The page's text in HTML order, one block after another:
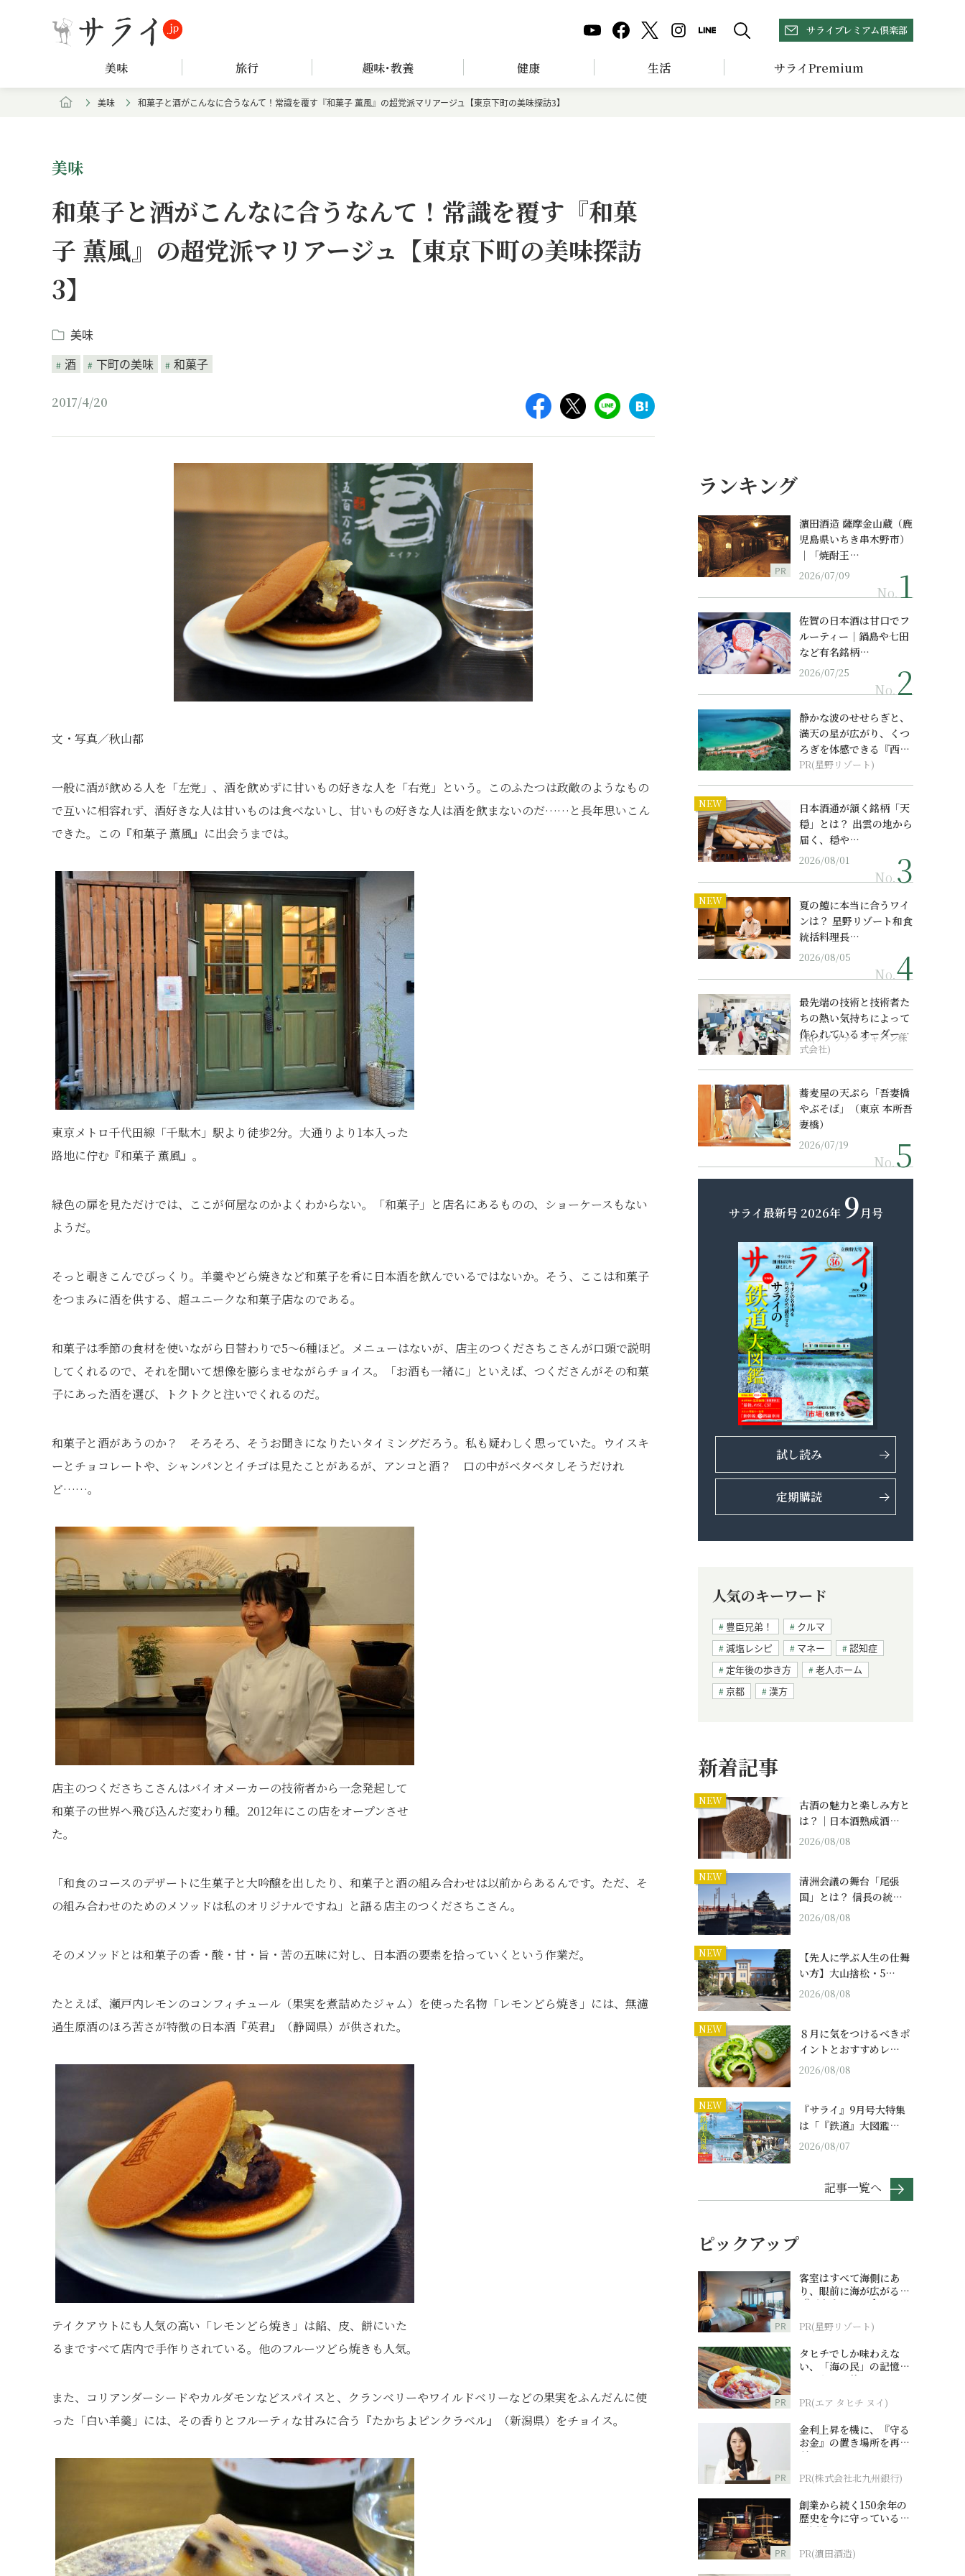
サライプレミアム倶楽部
美味 旅行 趣味･教養 健康 生活 サライPremium
美味 和菓子と酒がこんなに合うなんて！常識を覆す『和菓子 薫風』の超党派マリアージュ【東京下町の美味探訪3】
美味
和菓子と酒がこんなに合うなんて！常識を覆す『和菓
子 薫風』の超党派マリアージュ【東京下町の美味探訪
3】
美味
酒
下町の美味 和菓子
2017/4/20
文・写真／秋山都
一般に酒が飲める人を「左党」、酒を飲めずに甘いもの好きな人を「右党」という。このふたつは政敵のようなもの
で互いに相容れず、酒好きな人は甘いものは食べないし、甘いもの好きな人は酒を飲まないのだ……と長年思いこん
できた。この『和菓子 薫風』に出会うまでは。
東京メトロ千代田線「千駄木」駅より徒歩2分。大通りより1本入った
路地に佇む『和菓子 薫風』。
緑色の扉を見ただけでは、ここが何屋なのかよくわからない。「和菓子」と店名にあるものの、ショーケースもない
ようだ。
そっと覗きこんでびっくり。羊羹やどら焼きなど和菓子を肴に日本酒を飲んでいるではないか。そう、ここは和菓子
をつまみに酒を供する、超ユニークな和菓子店なのである。
和菓子は季節の食材を使いながら日替わりで5～6種ほど。メニューはないが、店主のつくださちこさんが口頭で説明
してくれるので、それを聞いて想像を膨らませながらチョイス。「お酒も一緒に」といえば、つくださんがその和菓
子にあった酒を選び、トクトクと注いでくれるのだ。
和菓子と酒があうのか？ そろそろ、そうお聞きになりたいタイミングだろう。私も疑わしく思っていた。ウイスキ
ーとチョコレートや、シャンパンとイチゴは見たことがあるが、アンコと酒？ 口の中がベタベタしそうだけれ
ど……。
店主のつくださちこさんはバイオメーカーの技術者から一念発起して
和菓子の世界へ飛び込んだ変わり種。2012年にこの店をオープンさせ
た。
「和食のコースのデザートに生菓子と大吟醸を出したり、和菓子と酒の組み合わせは以前からあるんです。ただ、そ
の組み合わせのためのメソッドは私のオリジナルですね」と語る店主のつくださちこさん。
そのメソッドとは和菓子の香・酸・甘・旨・苦の五味に対し、日本酒の要素を拾っていくという作業だ。
たとえば、瀬戸内レモンのコンフィチュール（果実を煮詰めたジャム）を使った名物「レモンどら焼き」には、無濾
過生原酒のほろ苦さが特徴の日本酒『英君』（静岡県）が供された。
テイクアウトにも人気の高い「レモンどら焼き」は餡、皮、餅にいた
るまですべて店内で手作りされている。他のフルーツどら焼きも人気。
また、コリアンダーシードやカルダモンなどスパイスと、クランベリーやワイルドベリーなどの果実をふんだんに使
った「白い羊羹」には、その香りとフルーティな甘みに合う『たかちよピンクラベル』（新潟県）をチョイス。
ランキング
PR
濵田酒造 薩摩金山蔵（鹿
児島県いちき串木野市）
｜「焼酎王…
2026/07/09
No.
佐賀の日本酒は甘口でフ
ルーティー｜鍋島や七田
など有名銘柄…
2026/07/25
No.
静かな波のせせらぎと、
満天の星が広がり、くつ
ろぎを体感できる『西表
島ホテル by...
PR(星野リゾート)
NEW
日本酒通が頷く銘柄「天
穏」とは？ 出雲の地から
届く、穏や…
2026/08/01
No.
NEW
夏の鱧に本当に合うワイ
ンは？ 星野リゾート和食
統括料理長…
2026/08/05
No.
最先端の技術と技術者た
ちの熱い気持ちによって
作られているオーダーメ
イド補聴器
PR(ソノヴァ・ジャパン株
式会社)
蕎麦屋の天ぷら「吾妻橋
やぶそば」（東京 本所吾
妻橋）
2026/07/19
No.
サライ最新号 2026年 9月号
試し読み
定期購読
人気のキーワード
豊臣兄弟！
クルマ
減塩レシピ
マネー
認知症
定年後の歩き方
老人ホーム
京都
漢方
新着記事
NEW
古酒の魅力と楽しみ方と
は？｜日本酒熟成酒…
2026/08/08
NEW
清洲会議の舞台「尾張
国」とは？ 信長の統…
2026/08/08
NEW
【先人に学ぶ人生の仕舞
い方】大山捨松・5…
2026/08/08
NEW
８月に気をつけるべきポ
イントとおすすめレ…
2026/08/08
NEW
『サライ』9月号大特集
は「『鉄道』大図鑑…
2026/08/07
記事一覧へ
ピックアップ
PR
客室はすべて海側にあ
り、眼前に海が広がる
『西表島ホテル by 星野
PR(星野リゾート)
PR
タヒチでしか味わえな
い、「海の民」の記憶へ
とつながる旅
PR(エア タヒチ ヌイ)
PR
金利上昇を機に、『守る
お金』の置き場所を再検
討
PR(株式会社北九州銀行)
PR
創業から続く150余年の
歴史を今に守っている濵
田酒造
PR(濵田酒造)